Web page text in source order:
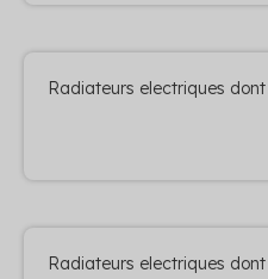
Radiateurs electriques
Radiateurs electriques